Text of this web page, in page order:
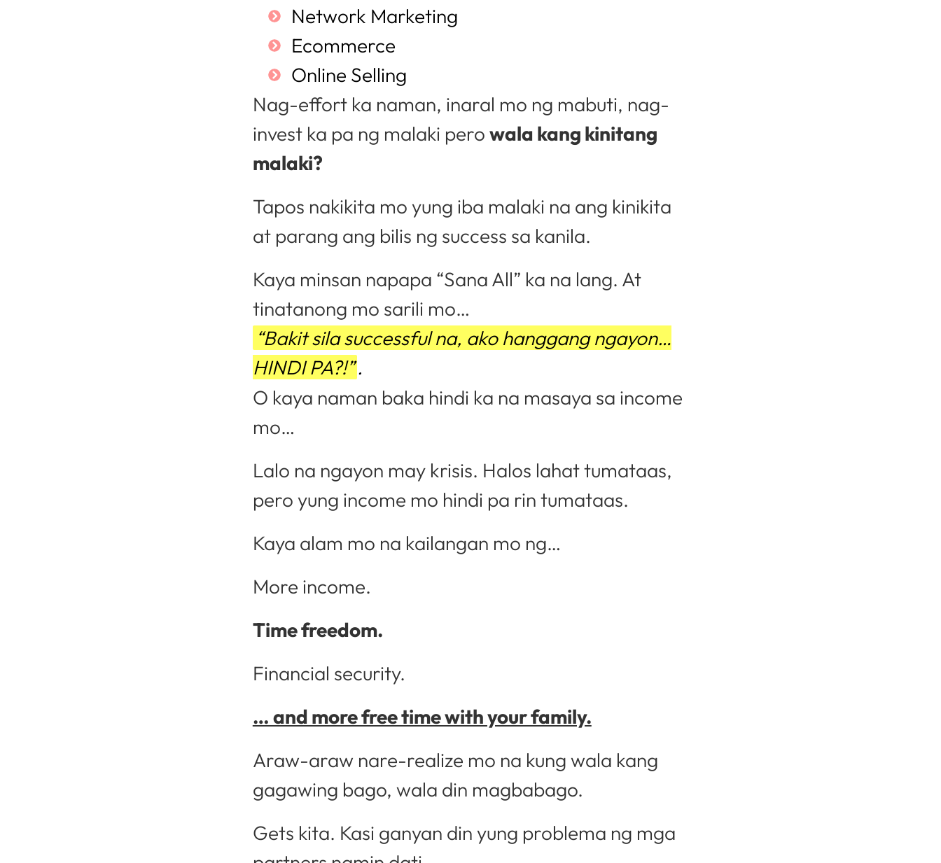
Network Marketing
Ecommerce
Online Selling
Nag-effort ka naman, inaral mo ng mabuti, nag-
invest ka pa ng malaki pero wala kang kinitang
malaki?
Tapos nakikita mo yung iba malaki na ang kinikita
at parang ang bilis ng success sa kanila.
Kaya minsan napapa “Sana All” ka na lang. At
tinatanong mo sarili mo…
“Bakit sila successful na, ako hanggang ngayon…
HINDI PA?!”.
O kaya naman baka hindi ka na masaya sa income
mo…
Lalo na ngayon may krisis. Halos lahat tumataas,
pero yung income mo hindi pa rin tumataas.
Kaya alam mo na kailangan mo ng…
More income.
Time freedom.
Financial security.
… and more free time with your family.
Araw-araw nare-realize mo na kung wala kang
gagawing bago, wala din magbabago.
Gets kita. Kasi ganyan din yung problema ng mga